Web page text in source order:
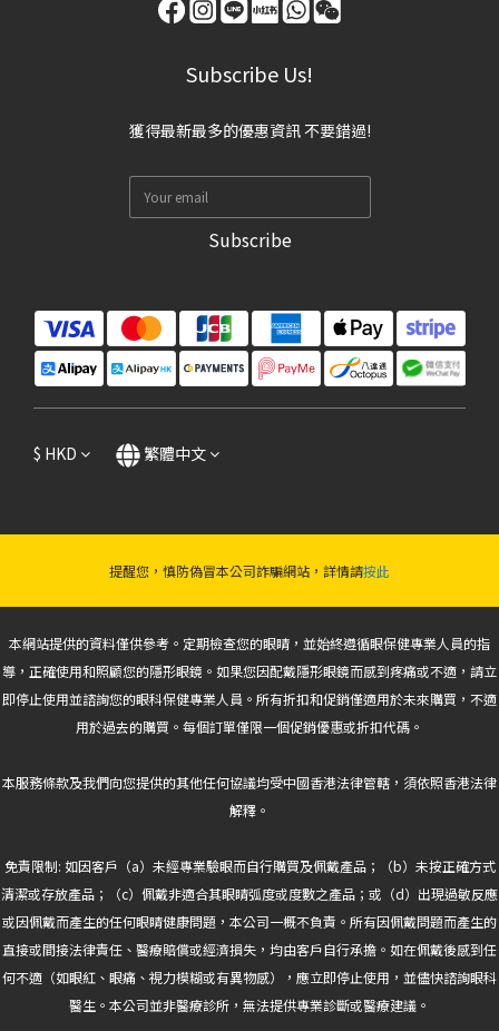
Subscribe Us!
獲得最新最多的優惠資訊 不要錯過!
Subscribe
$ HKD 繁體中文
提醒您，慎防偽冒本公司詐騙網站，詳情請按此
本網站提供的資料僅供參考。定期檢查您的眼睛，並始終遵循眼保健專業人員的指
導，正確使用和照顧您的隱形眼鏡。如果您因配戴隱形眼鏡而感到疼痛或不適，請立
即停止使用並諮詢您的眼科保健專業人員。所有折扣和促銷僅適用於未來購買，不適
用於過去的購買。每個訂單僅限一個促銷優惠或折扣代碼。
本服務條款及我們向您提供的其他任何協議均受中國香港法律管轄，須依照香港法律
解釋。
免責限制: 如因客戶（a）未經專業驗眼而自行購買及佩戴產品；（b）未按正確方式
清潔或存放產品；（c）佩戴非適合其眼睛弧度或度數之產品；或（d）出現過敏反應
或因佩戴而產生的任何眼睛健康問題，本公司一概不負責。所有因佩戴問題而產生的
直接或間接法律責任、醫療賠償或經濟損失，均由客戶自行承擔。如在佩戴後感到任
何不適（如眼紅、眼痛、視力模糊或有異物感），應立即停止使用，並儘快諮詢眼科
醫生。本公司並非醫療診所，無法提供專業診斷或醫療建議。